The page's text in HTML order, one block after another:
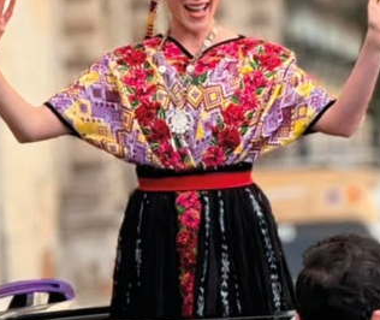
7a. y 8a. calle, 15 avenida de la
negocios y oficinas ubicados en el
semanas en esa área del centro
cercano también fue afectado por
tuvieron dificultades para
llegar al lugar y luego de